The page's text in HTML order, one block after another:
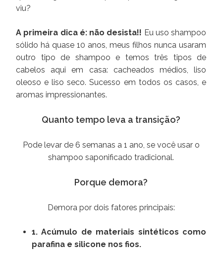
viu?
A primeira dica é: não desista!! Eu uso shampoo
sólido há quase 10 anos, meus filhos nunca usaram
outro tipo de shampoo e temos três tipos de
cabelos aqui em casa: cacheados médios, liso
oleoso e liso seco. Sucesso em todos os casos, e
aromas impressionantes.
Quanto tempo leva a transição?
Pode levar de 6 semanas a 1 ano, se você usar o
shampoo saponificado tradicional.
Porque demora?
Demora por dois fatores principais:
1. Acúmulo de materiais sintéticos como
parafina e silicone nos fios.